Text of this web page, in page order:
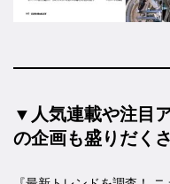
▼人気連載や注目
の企画も盛りだく